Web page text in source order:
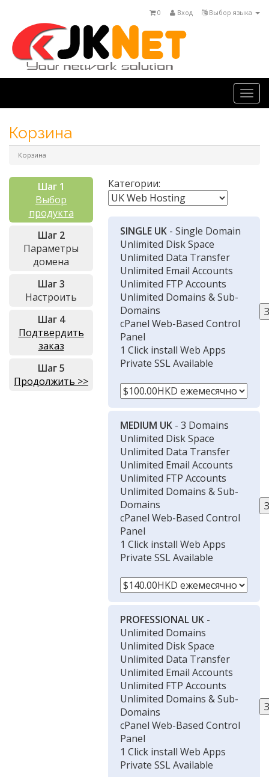
Выбор языка
Вход
0
Корзина
Корзина
Шаг 1
Выбор
продукта
Шаг 2
Параметры
домена
Шаг 3
Настроить
Шаг 4
Подтвердить
заказ
Шаг 5
Продолжить >>
Категории:
SINGLE UK - Single Domain
Unlimited Disk Space
Unlimited Data Transfer
Unlimited Email Accounts
Unlimited FTP Accounts
Unlimited Domains & Sub-
Domains
cPanel Web-Based Control
Panel
1 Click install Web Apps
Private SSL Available
MEDIUM UK - 3 Domains
Unlimited Disk Space
Unlimited Data Transfer
Unlimited Email Accounts
Unlimited FTP Accounts
Unlimited Domains & Sub-
Domains
cPanel Web-Based Control
Panel
1 Click install Web Apps
Private SSL Available
PROFESSIONAL UK -
Unlimited Domains
Unlimited Disk Space
Unlimited Data Transfer
Unlimited Email Accounts
Unlimited FTP Accounts
Unlimited Domains & Sub-
Domains
cPanel Web-Based Control
Panel
1 Click install Web Apps
Private SSL Available